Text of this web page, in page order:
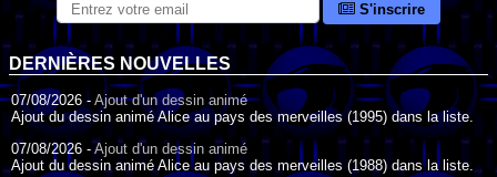
S'inscrire
DERNIÈRES NOUVELLES
07/08/2026 - Ajout d'un dessin animé
Ajout du dessin animé Alice au pays des merveilles (1995) dans la liste.
07/08/2026 - Ajout d'un dessin animé
Ajout du dessin animé Alice au pays des merveilles (1988) dans la liste.